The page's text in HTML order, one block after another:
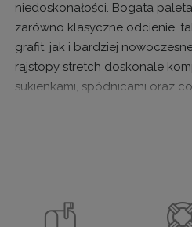
niedoskonałości. Bogata
zarówno klasyczne odcienie,
grafit, jak i bardziej
rajstopy stretch doskonale
sukienkami, spódnicami oraz
Uniwersalny element
codziennym użytkowaniu. To